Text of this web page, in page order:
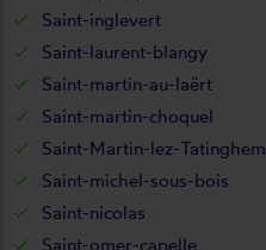
Saint-inglevert
Saint-laurent-blangy
Saint-martin-au-laërt
Saint-martin-choquel
Saint-Martin-lez-Tatinghem
Saint-michel-sous-bois
Saint-nicolas
Saint-omer-capelle